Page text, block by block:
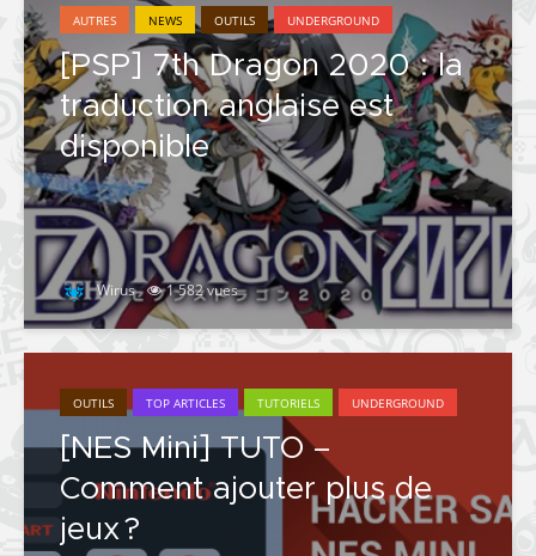
AUTRES NEWS OUTILS UNDERGROUND
[PSP] 7th Dragon 2020 : la
traduction anglaise est
disponible
Wirus 1 582 vues
OUTILS TOP ARTICLES TUTORIELS UNDERGROUND
[NES Mini] TUTO –
Comment ajouter plus de
jeux ?